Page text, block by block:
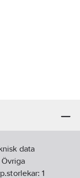
data
Övriga
1